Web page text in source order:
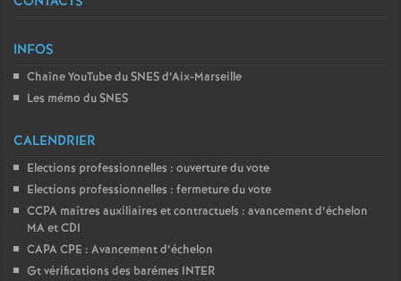
INFOS
Chaîne YouTube du SNES d’Aix-Marseille
Les mémo du SNES
CALENDRIER
Elections professionnelles : ouverture du vote
Elections professionnelles : fermeture du vote
CCPA maîtres auxiliaires et contractuels : avancement d’échelon
MA et CDI
CAPA CPE : Avancement d’échelon
Gt vérifications des barémes INTER